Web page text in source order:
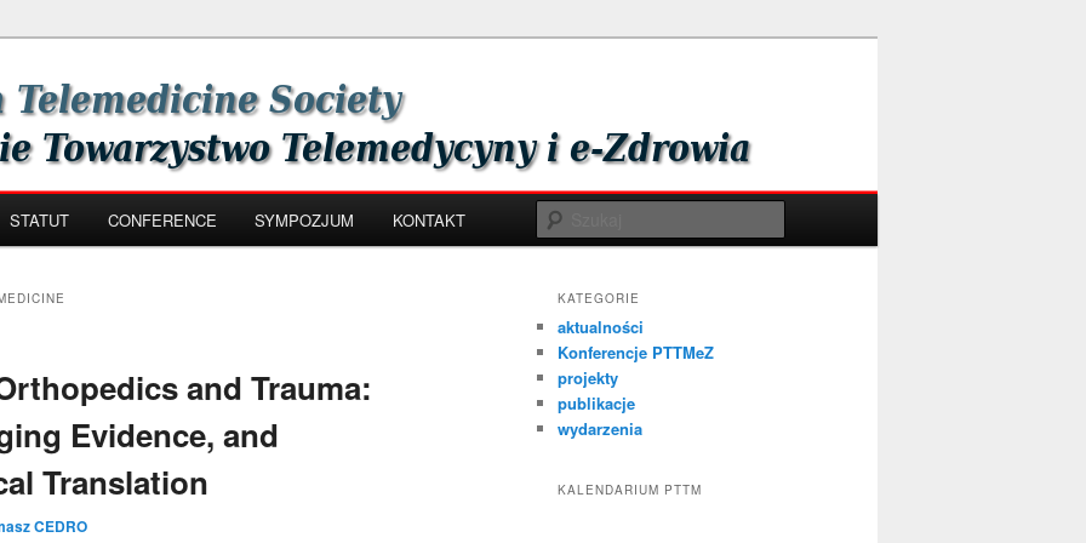
Telemedycyny i e-
Society
STATUT CONFERENCE SYMPOZJUM KONTAKT
and Trauma:
Evidence, and
Translation
CEDRO
KATEGORIE
aktualności
Konferencje PTTMeZ
projekty
publikacje
wydarzenia
KALENDARIUM PTTM